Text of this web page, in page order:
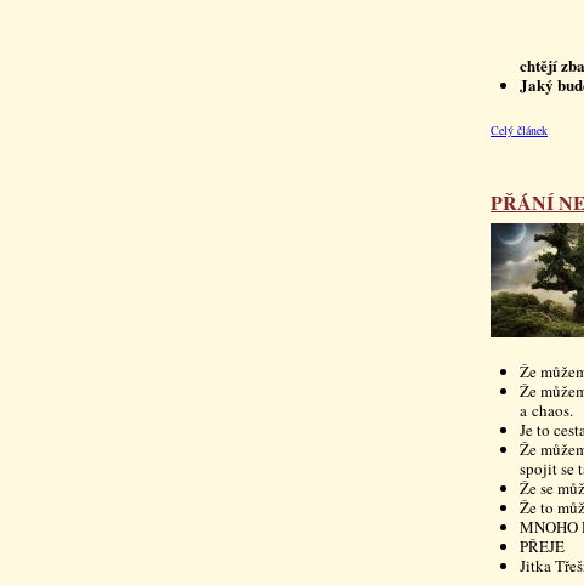
chtějí
Jaký
Celý článek
PŘÁNÍ
Že
Že
a chaos.
Je to
Že
spojit se
Že se
Že to
MNOHO
PŘEJE
Jitka